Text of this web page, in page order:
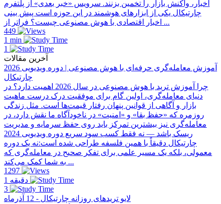
اخبار، واکنش بازار را تخمین بزنند. سرویس «خبر بعدی» از پلتفرم
چارتیکال یکی از ابزارهای هوشمند در این حوزه است پیش بینی
اخبار اقتصادی با هوش مصنوعی چیست؟ فراتر از ...
449
1 min
1
آخرین مقالات
آموزش معامله‌گری حرفه‌ای با هوش مصنوعی | دوره ویدیویی 2026
چارتیکال
چرا آموزش ترید با هوش مصنوعی در سال 2026 اهمیت دارد؟ در
دنیای معامله‌گری، اولین گام برای موفقیت درک درست ماهیت
بازار و آگاهی از قوانین پنهان رفتار قیمت‌ها است. مثل زندگی
روزمره که «حفظ بقا» و «امنیت» در ناخودآگاه ما نقش دارد، در
معامله‌گری نیز بیشترین تمرکز باید روی حفظ سرمایه و مدیریت
ریسک باشد — نه فقط کسب سود سریع دوره ویدیویی 2024
چارتیکال دقیقاً با همین فلسفه طراحی شده است:نه یک دوره
معمولی، بلکه یک مسیر علمی برای تفکر صحیح در معامله‌گری که
به شما کمک می‌کند ...
1297
1 دقیقه
3
لایو تریدهای روزانه چارتیکال - 12 آذرماه